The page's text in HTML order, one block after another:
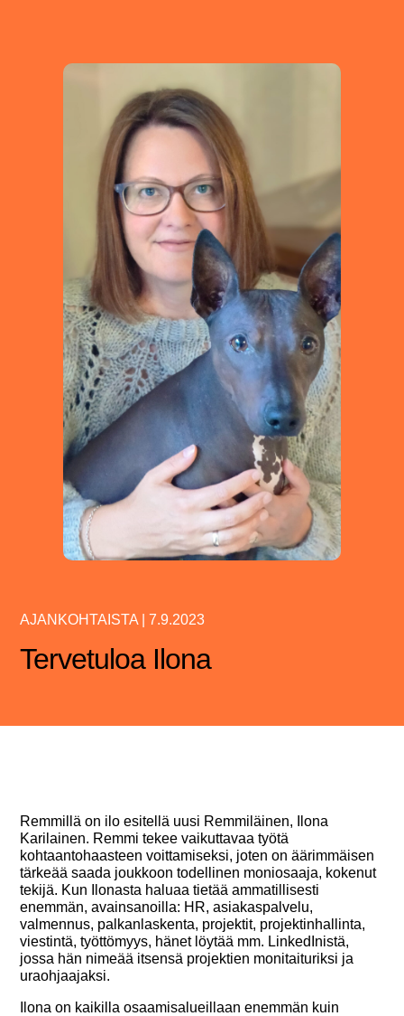
AJANKOHTAISTA |7.9.2023
Tervetuloa Ilona
Remmillä on ilo esitellä uusi Remmiläinen, Ilona
Karilainen. Remmi tekee vaikuttavaa työtä
kohtaantohaasteen voittamiseksi, joten on äärimmäisen
tärkeää saada joukkoon todellinen moniosaaja, kokenut
tekijä. Kun Ilonasta haluaa tietää ammatillisesti
enemmän, avainsanoilla: HR, asiakaspalvelu,
valmennus, palkanlaskenta, projektit, projektinhallinta,
viestintä, työttömyys, hänet löytää mm. LinkedInistä,
jossa hän nimeää itsensä projektien monitaituriksi ja
uraohjaajaksi.
Ilona on kaikilla osaamisalueillaan enemmän kuin